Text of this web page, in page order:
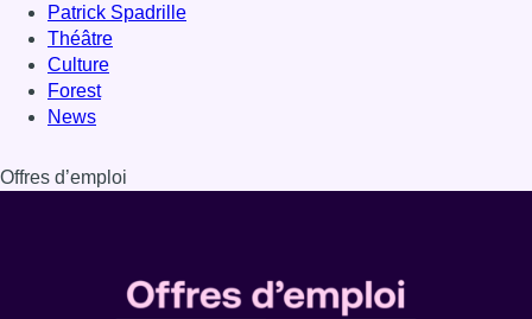
Patrick Spadrille
Théâtre
Culture
Forest
News
Offres d’emploi